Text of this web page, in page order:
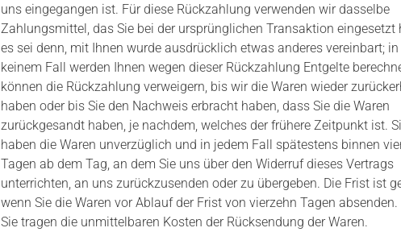
uns eingegangen ist. Für diese Rückzahlung verwenden wir dasselbe
Zahlungsmittel, das Sie bei der ursprünglichen Transaktion eingesetzt
es sei denn, mit Ihnen wurde ausdrücklich etwas anderes vereinbart; in
keinem Fall werden Ihnen wegen dieser Rückzahlung Entgelte
können die Rückzahlung verweigern, bis wir die Waren wieder
haben oder bis Sie den Nachweis erbracht haben, dass Sie die Waren
zurückgesandt haben, je nachdem, welches der frühere Zeitpunkt ist.
haben die Waren unverzüglich und in jedem Fall spätestens binnen
Tagen ab dem Tag, an dem Sie uns über den Widerruf dieses Vertrags
unterrichten, an uns zurückzusenden oder zu übergeben. Die Frist ist
wenn Sie die Waren vor Ablauf der Frist von vierzehn Tagen absenden.
Sie tragen die unmittelbaren Kosten der Rücksendung der Waren.